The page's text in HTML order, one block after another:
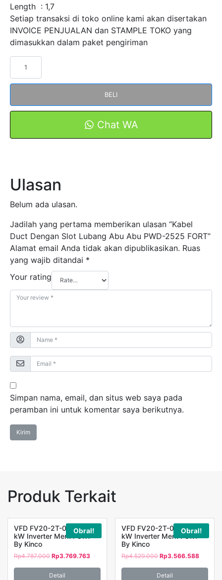
Length : 1,7
Setiap transaksi di toko online kami akan disertakan
INVOICE PENJUALAN dan STAMPLE TOKO yang
dimasukkan dalam paket pengiriman
Duct
Slot
FORT
BELI
Chat WA
Ulasan
Belum ada ulasan.
Jadilah yang pertama memberikan ulasan “Kabel
Duct Dengan Slot Lubang Abu Abu PWD-2525 FORT”
Alamat email Anda tidak akan dipublikasikan. Ruas
yang wajib ditandai *
Your rating
Simpan nama, email, dan situs web saya pada
peramban ini untuk komentar saya berikutnya.
Produk Terkait
Obral!
VFD FV20-2T-0022G 2,2
kW Inverter Merk FORT
By Kinco
Rp4.787.000 Rp3.769.763
Detail
Obral!
VFD FV20-2T-0015G 1,5
kW Inverter Merk FORT
By Kinco
Rp4.529.000 Rp3.566.588
Detail